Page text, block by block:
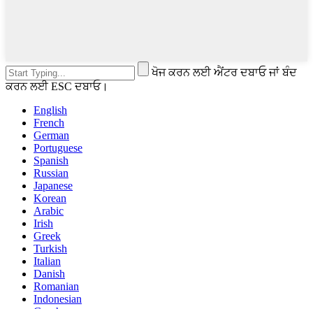
ਖੋਜ ਕਰਨ ਲਈ ਐਂਟਰ ਦਬਾਓ ਜਾਂ ਬੰਦ
ਕਰਨ ਲਈ ESC ਦਬਾਓ।
English
French
German
Portuguese
Spanish
Russian
Japanese
Korean
Arabic
Irish
Greek
Turkish
Italian
Danish
Romanian
Indonesian